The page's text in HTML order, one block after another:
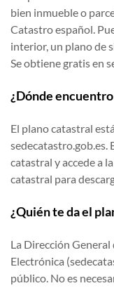
bien inmueble o
Catastro español.
interior, un plano de
Se obtiene gratis en
¿Dónde
El plano catastral
sedecatastro.gob.es.
catastral y accede a
catastral para
¿Quién te da el
La Dirección General
Electrónica
público. No es